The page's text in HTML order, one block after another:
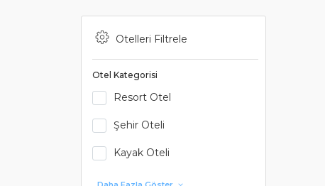
Otelleri Filtrele
Otel Kategorisi
Resort Otel
Şehir Oteli
Kayak Oteli